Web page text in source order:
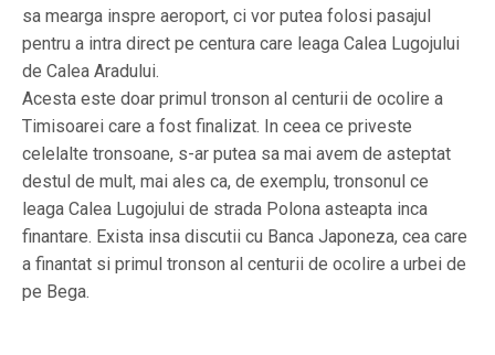
sa mearga inspre aeroport, ci vor putea folosi pasajul
pentru a intra direct pe centura care leaga Calea Lugojului
de Calea Aradului.
Acesta este doar primul tronson al centurii de ocolire a
Timisoarei care a fost finalizat. In ceea ce priveste
celelalte tronsoane, s-ar putea sa mai avem de asteptat
destul de mult, mai ales ca, de exemplu, tronsonul ce
leaga Calea Lugojului de strada Polona asteapta inca
finantare. Exista insa discutii cu Banca Japoneza, cea care
a finantat si primul tronson al centurii de ocolire a urbei de
pe Bega.